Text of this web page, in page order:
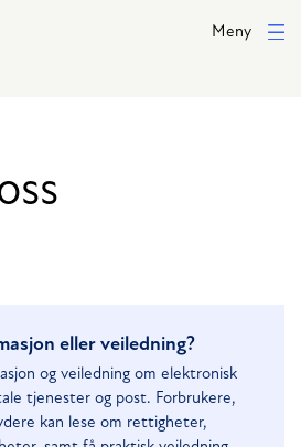
Meny
eller veiledning?
og veiledning om elektronisk
tjenester og post. Forbrukere,
kan lese om rettigheter,